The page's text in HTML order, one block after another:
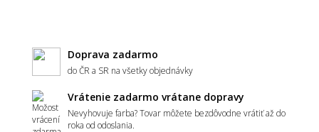
Aký koberec zvoliť do moderného interiéru?
Doprava zadarmo
do ČR a SR na všetky objednávky
Vrátenie zadarmo vrátane dopravy
Nevyhovuje farba? Tovar môžete bezdôvodne vrátiť až do
roka od odoslania.